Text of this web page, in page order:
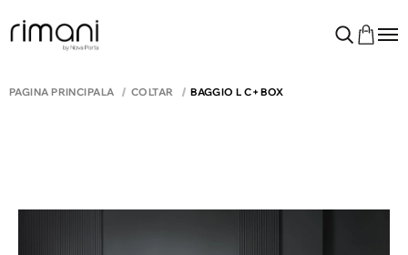
PAGINA PRINCIPALĂ COLTAR BAGGIO L C+ BOX